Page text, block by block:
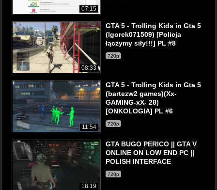
07:15
08:33
GTA 5 - Trolling Kids in Gta 5
(Igorek071509) [Policja
łączymy siły!!!] PL #8
720p
11:54
GTA 5 - Trolling Kids in Gta 5
(bartezw2 games)(Xx-
GAMING-xX- 28)
[ONKOLOGIA] PL #6
720p
18:19
GTA BUGO PERICO || GTA V
ONLINE ON LOW END PC ||
POLISH INTERFACE
720p